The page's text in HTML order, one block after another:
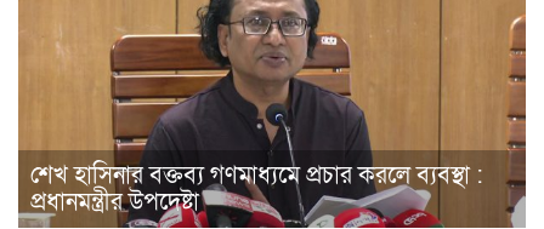
শেখ হাসিনার বক্তব্য গণমাধ্যমে প্রচার করলে ব্যবস্থা :
প্রধানমন্ত্রীর উপদেষ্টা